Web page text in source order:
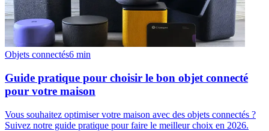
Objets connectés6 min
Guide pratique pour choisir le bon objet connecté
pour votre maison
Vous souhaitez optimiser votre maison avec des objets connectés ?
Suivez notre guide pratique pour faire le meilleur choix en 2026.